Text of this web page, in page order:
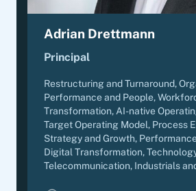
Adrian Drettmann
Principal
Restructuring and Turnaround,
Performance and People,
Transformation, AI-native
Target Operating Model, Process
Strategy and Growth,
Digital Transformation,
Telecommunication, Industrials